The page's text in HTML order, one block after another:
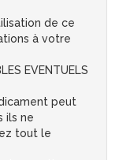
de ce
à votre
EVENTUELS
peut
ils ne
tout le